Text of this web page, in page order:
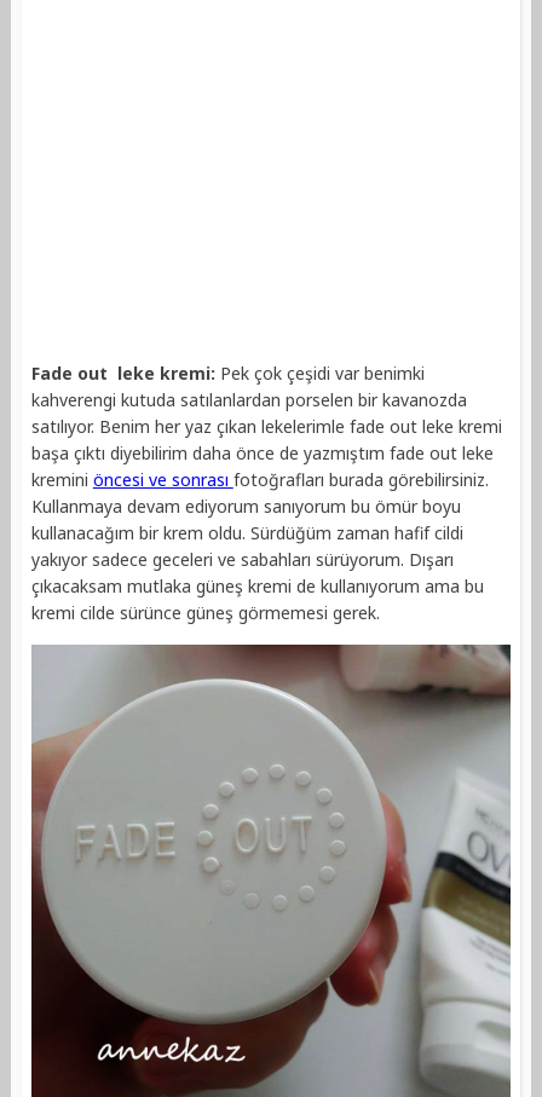
Fade out leke kremi: Pek çok çeşidi var benimki
kahverengi kutuda satılanlardan porselen bir kavanozda
satılıyor. Benim her yaz çıkan lekelerimle fade out leke kremi
başa çıktı diyebilirim daha önce de yazmıştım fade out leke
kremini öncesi ve sonrası fotoğrafları burada görebilirsiniz.
Kullanmaya devam ediyorum sanıyorum bu ömür boyu
kullanacağım bir krem oldu. Sürdüğüm zaman hafif cildi
yakıyor sadece geceleri ve sabahları sürüyorum. Dışarı
çıkacaksam mutlaka güneş kremi de kullanıyorum ama bu
kremi cilde sürünce güneş görmemesi gerek.